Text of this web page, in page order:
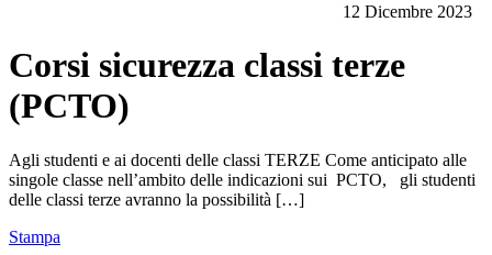
12 Dicembre 2023
Corsi sicurezza classi terze
(PCTO)
Agli studenti e ai docenti delle classi TERZE Come anticipato alle
singole classe nell’ambito delle indicazioni sui PCTO, gli studenti
delle classi terze avranno la possibilità […]
Stampa